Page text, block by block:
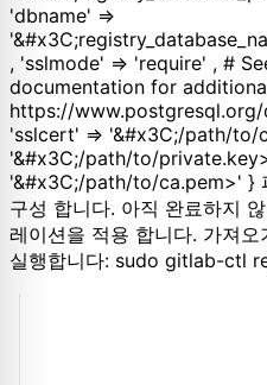
'dbname' =>
, 'sslmode' => 'require' , #
documentation for
https://
'sslcert' => '&#x3C;/path/to/
'&#x3C;/path/to/
'&#x3C;/path/to/ca.pem>' }
구성 합니다. 아직 완료하지
레이션을 적용 합니다. 가져
실행합니다: sudo gitlab-ctl